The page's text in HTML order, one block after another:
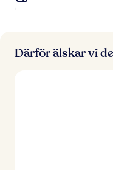
Därför älskar vi